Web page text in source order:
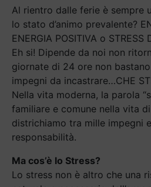
Al rientro dalle ferie è sempre
lo stato d’animo prevalente?
ENERGIA POSITIVA o STRESS
Eh si! Dipende da noi non
giornate di 24 ore non
impegni da incastrare…CHE
Nella vita moderna, la parola
familiare e comune nella vita
districhiamo tra mille impegni
responsabilità.
Ma cos’è lo Stress?
Lo stress non è altro che una